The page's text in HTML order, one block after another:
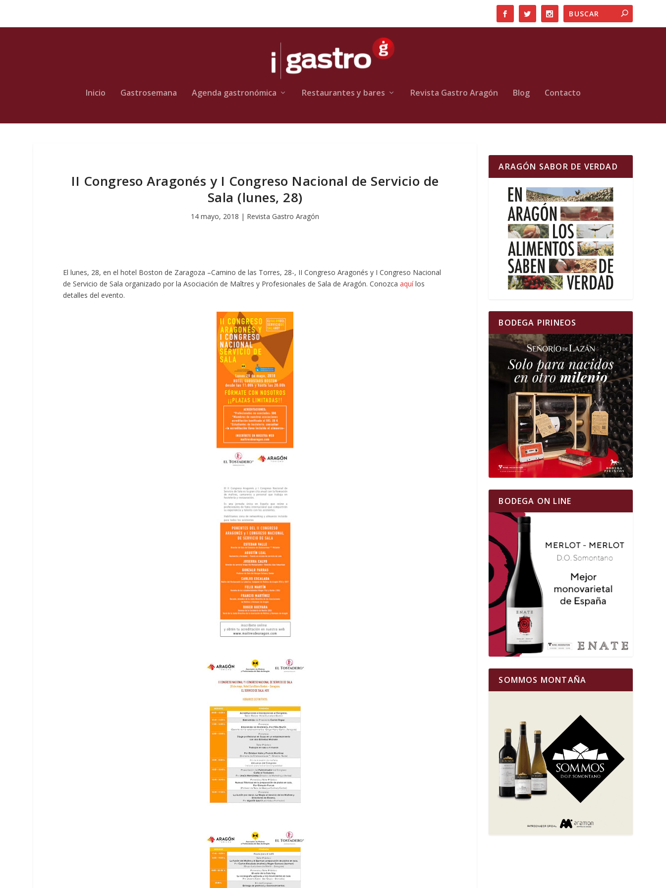
Inicio Gastrosemana Agenda gastronómica Restaurantes y bares Revista Gastro Aragón Blog Contacto
II Congreso Aragonés y I Congreso Nacional de Servicio de
Sala (lunes, 28)
14 mayo, 2018 | Revista Gastro Aragón
El lunes, 28, en el hotel Boston de Zaragoza –Camino de las Torres, 28-, II Congreso Aragonés y I Congreso Nacional
de Servicio de Sala organizado por la Asociación de Maîtres y Profesionales de Sala de Aragón. Conozcaaquílos
detalles del evento.
ARAGÓN SABOR DE VERDAD
BODEGA PIRINEOS
BODEGA ON LINE
SOMMOS MONTAÑA